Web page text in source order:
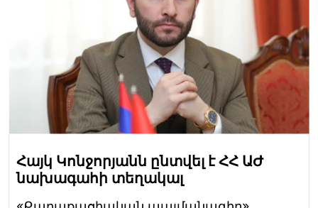
Հայկ Կոնջորյանն ընտվել է ՀՀ ԱԺ
նախագահի տեղակալ